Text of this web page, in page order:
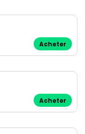
Acheter
Acheter